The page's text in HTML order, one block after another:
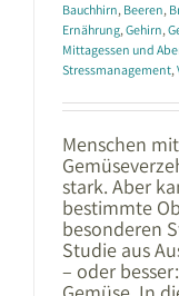
Bauchhirn, Beeren,
Ernährung,Gehirn,
Mittagessen und
Stressmanagement,
Menschen
stark. Aber
bestimmte
besonderen
Studie aus
– oder